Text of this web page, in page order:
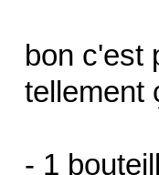
bon c'est
tellement
- 1